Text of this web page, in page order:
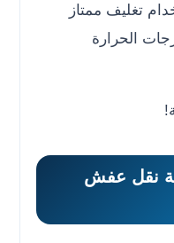
تغليف ممتاز
الحرارة
نقل عفش